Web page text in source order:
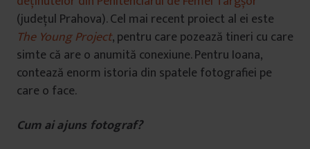
(județul Prahova). Cel mai recent proiect al ei este
The Young Project, pentru care pozează tineri cu care
simte că are o anumită conexiune. Pentru Ioana,
contează enorm istoria din spatele fotografiei pe
care o face.
Cum ai ajuns fotograf?